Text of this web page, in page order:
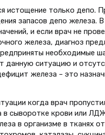
истощение только депо.
запасов депо железа.
и если врач не
железа, диагноз
необходимые
данную ситуацию и
железа – это
когда врач
сыворотке крови или
в организме в тканях